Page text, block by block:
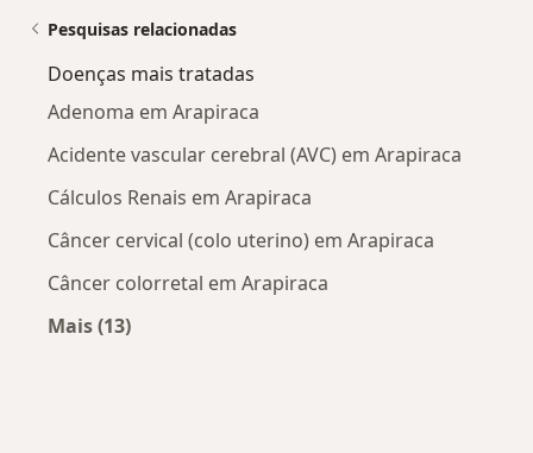
Pesquisas relacionadas
Doenças mais tratadas
Adenoma em Arapiraca
Acidente vascular cerebral (AVC) em Arapiraca
Cálculos Renais em Arapiraca
Câncer cervical (colo uterino) em Arapiraca
Câncer colorretal em Arapiraca
Mais (13)